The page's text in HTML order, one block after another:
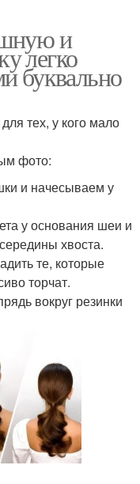
и
легко
буквально
тех, у кого мало
фото:
и начесываем у
у основания шеи и
хвоста.
те, которые
торчат.
вокруг резинки